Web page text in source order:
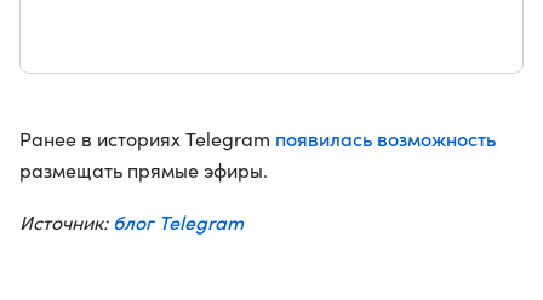
Ранее в историях Telegram появилась возможность
размещать прямые эфиры.
Источник:блог Telegram